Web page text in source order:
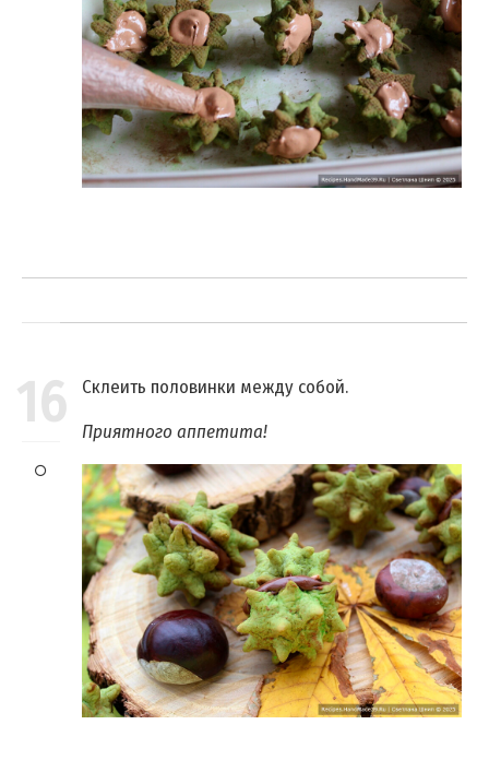
16
Склеить половинки между собой.
Приятного аппетита!